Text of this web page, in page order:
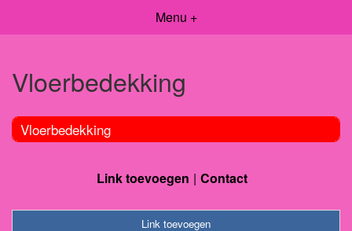
Menu +
Vloerbedekking
Vloerbedekking
Link toevoegen Contact
Link toevoegen